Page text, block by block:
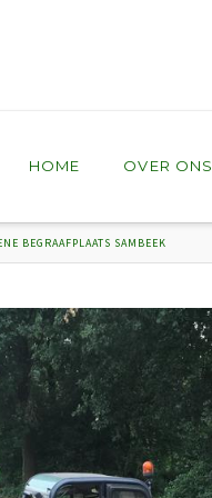
HOME OVER ONS
BEGRAAFPLAATS SAMBEEK